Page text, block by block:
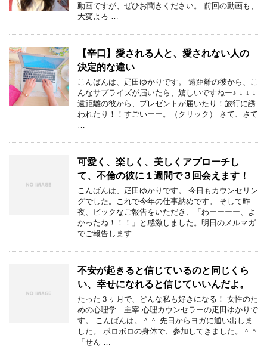
動画ですが、ぜひお聞きください。 前回の動画も、
大変よろ …
【辛口】愛される人と、愛されない人の
決定的な違い
こんばんは、疋田ゆかりです。 遠距離の彼から、こ
んなサプライズが届いたら、嬉しいですねー♪ ↓ ↓ ↓
遠距離の彼から、プレゼントが届いたり！旅行に誘
われたり！！すごいーー。（クリック） さて、さて
可愛く、楽しく、美しくアプローチし
て、不倫の彼に１週間で３回会えます！
こんばんは、疋田ゆかりです。 今日もカウンセリン
グでした。これで今年の仕事納めです。 そして昨
夜、ビックなご報告をいただき、「わーーーー、よ
かったね！！！」と感激しました。明日のメルマガ
でご報告します …
不安が起きると信じているのと同じくら
い、幸せになれると信じていいんだよ。
たった３ヶ月で、どんな私も好きになる！ 女性のた
めの心理学 主宰 心理カウンセラーの疋田ゆかりで
す。 こんばんは。＾＾ 先日からヨガに通い出しま
した。 ボロボロの身体で、参加してきました。＾＾
「せん …